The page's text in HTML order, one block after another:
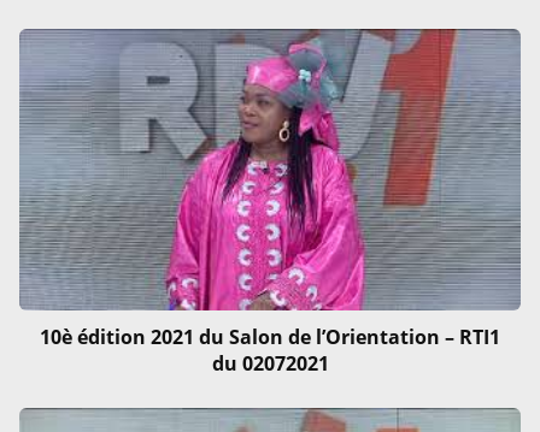
10è édition 2021 du Salon de l’Orientation – RTI1
du 02072021